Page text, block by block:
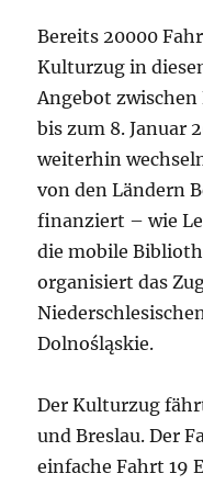
Bereits 20000
Kulturzug in
Angebot
bis zum 8. Januar
weiterhin
von den Ländern
finanziert – wie
die mobile
organisiert das
Dolnośląskie.
Der Kulturzug
und Breslau. Der
einfache Fahrt 19